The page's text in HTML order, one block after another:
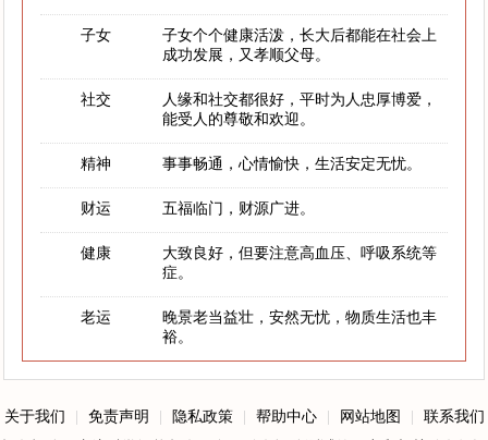
子女
子女个个健康活泼，长大后都能在社会上
成功发展，又孝顺父母。
社交
人缘和社交都很好，平时为人忠厚博爱，
能受人的尊敬和欢迎。
精神 事事畅通，心情愉快，生活安定无忧。
财运 五福临门，财源广进。
健康
大致良好，但要注意高血压、呼吸系统等
症。
老运
晚景老当益壮，安然无忧，物质生活也丰
裕。
关于我们 免责声明 隐私政策 帮助中心 网站地图
联系我们